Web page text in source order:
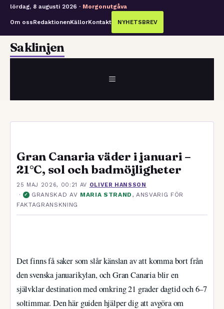
lördag, 8 augusti 2026 · Morgonutgåva
Om ossRedaktionenKällorKontakt NYHETSBREV
Hoppa
Saklinjen
MENY
Gran Canaria väder i januari –
21°C, sol och badmöjligheter
25 MAJ 2026, 00:21 AV OLIVER HANSSON
· ✓ GRANSKAD AV MARIA STRAND , ANSVARIG FÖR
FAKTAGRANSKNING
Det finns få saker som slår känslan av att komma bort från
den svenska januarikylan, och Gran Canaria blir en
självklar destination med omkring 21 grader dagtid och 6–7
soltimmar. Den här guiden hjälper dig att avgöra om